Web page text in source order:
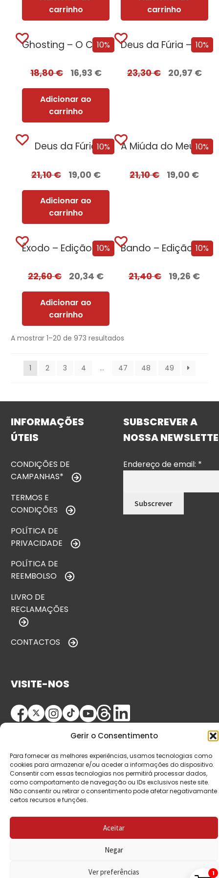
Gerir o Consentimento
Para fornecer as melhores experiências, usamos tecnologias como
cookies para armazenar e/ou aceder a informações do dispositivo.
Consentir com essas tecnologias nos permitirá processar dados,
como comportamento de navegação ou IDs exclusivos neste site.
Não consentir ou retirar o consentimento pode afetar negativamante
certos recursos e funções.
Aceitar
Negar
Ver preferências
carrinho
carrinho
10%
Ghosting – O Caminho para o Sexo
18,80€ 16,93 €
Adicionar ao
carrinho
10%
Deus da Fúria – Edição com EDGES
23,30€ 20,97 €
10%
Deus da Fúria
21,10€ 19,00 €
Adicionar ao
carrinho
10%
A Miúda do Meu Irmão – Edição...
21,10€ 19,00 €
10%
Êxodo – Edição com EDGES
22,60€ 20,34 €
Adicionar ao
carrinho
10%
Bando – Edição com EDGES
21,40€ 19,26 €
A mostrar 1–20 de 973 resultados
1 2 3 4 … 47 48 49
INFORMAÇÕES
ÚTEIS
CONDIÇÕES DE
CAMPANHAS*
TERMOS E
CONDIÇÕES
POLÍTICA DE
PRIVACIDADE
POLÍTICA DE
REEMBOLSO
LIVRO DE
RECLAMAÇÕES
CONTACTOS
SUBSCREVER A
NOSSA
Endereço de email: *
VISITE-NOS
© Copyright 2026 Saída de Emergência. Todos os
direitos reservados.
1